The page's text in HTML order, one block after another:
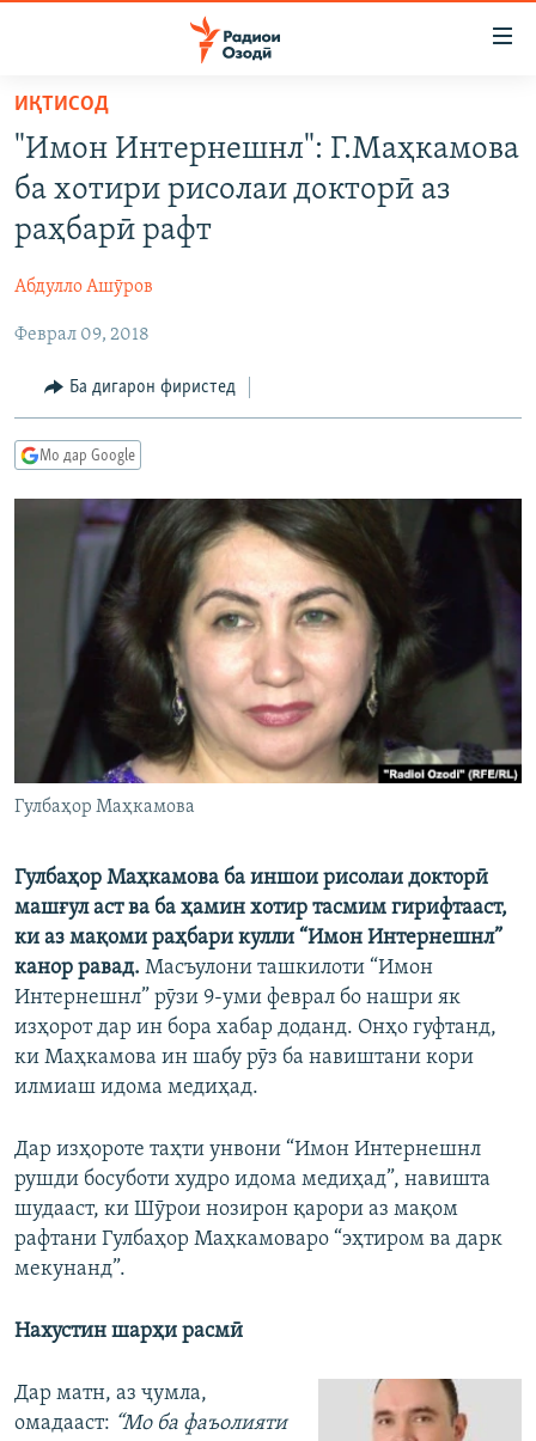
Ҷаҳиш
мояи
аслӣ
ба
феҳристи
Ҷаҳиш
ҷустор
ГӮШАҲО
ИҚТИСОД
ҚАЗИЯИ "КРОКУС"
ОСИЁИ МАРКАЗӢ
ФАРҲАНГ
ВАРЗИШ
ГАПИ ОЗОД
РӮЗГОРИ МУҲОҶИР
ТАҲҚИҚОТ
ҶАНГ ДАР УКРАИНА
НАЗАРИ МАРДУМ
ОЗОДӢ ОНЛАЙН
ВИДЕО
НИГОРИСТОН
ГУЗОРИШҲОИ РАДИОӢ
РӮЙХАТҲО
КИТОБҲОИ ОЗОДӢ
ПАЙГИРӢ КУНЕД
Ҳамаи сомонаҳои RFE/RL
ИҚТИСОД
"Имон Интернешнл": Г.Маҳкамова
ба хотири рисолаи докторӣ аз
раҳбарӣ рафт
Абдулло Ашӯров
Феврал 09, 2018
Ба дигарон фиристед
Мо дар Google
Гулбаҳор Маҳкамова
Гулбаҳор Маҳкамова ба иншои рисолаи докторӣ
машғул аст ва ба ҳамин хотир тасмим гирифтааст,
ки аз мақоми раҳбари кулли “Имон Интернешнл”
канор равад. Масъулони ташкилоти “Имон
Интернешнл” рӯзи 9-уми феврал бо нашри як
изҳорот дар ин бора хабар доданд. Онҳо гуфтанд,
ки Маҳкамова ин шабу рӯз ба навиштани кори
илмиаш идома медиҳад.
Дар изҳороте таҳти унвони “Имон Интернешнл
рушди босуботи худро идома медиҳад”, навишта
шудааст, ки Шӯрои нозирон қарори аз мақом
рафтани Гулбаҳор Маҳкамоваро “эҳтиром ва дарк
мекунанд”.
Нахустин шарҳи расмӣ
Дар матн, аз ҷумла,
омадааст: “Мо ба фаъолияти